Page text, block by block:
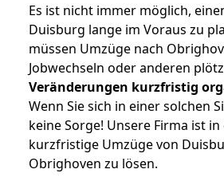
Es ist nicht immer möglich,
Duisburg lange im Voraus zu
müssen Umzüge nach
Jobwechseln oder anderen
Veränderungen kurzfristig
Wenn Sie sich in einer solchen
keine Sorge! Unsere Firma ist in
kurzfristige Umzüge von
Obrighoven zu lösen.